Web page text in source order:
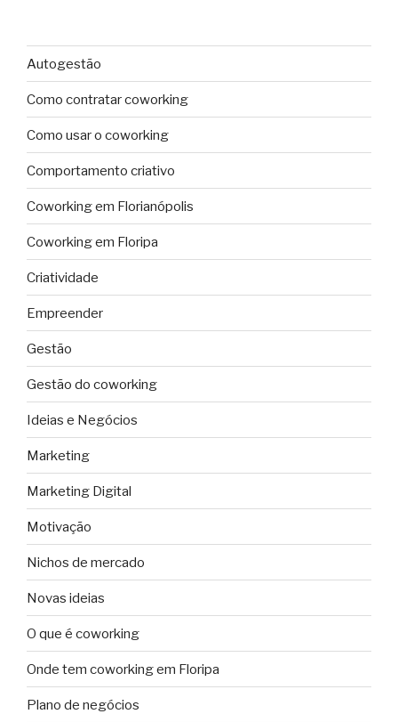
Autogestão
Como contratar coworking
Como usar o coworking
Comportamento criativo
Coworking em Florianópolis
Coworking em Floripa
Criatividade
Empreender
Gestão
Gestão do coworking
Ideias e Negócios
Marketing
Marketing Digital
Motivação
Nichos de mercado
Novas ideias
O que é coworking
Onde tem coworking em Floripa
Plano de negócios